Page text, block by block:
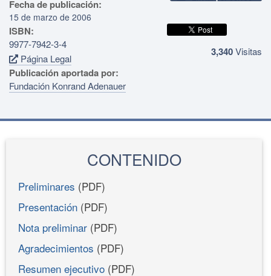
Fecha de publicación:
15 de marzo de 2006
ISBN:
9977-7942-3-4
Página Legal
Publicación aportada por:
Fundación Konrand Adenauer
3,340Visitas
CONTENIDO
Preliminares (PDF)
Presentación (PDF)
Nota preliminar (PDF)
Agradecimientos (PDF)
Resumen ejecutivo (PDF)